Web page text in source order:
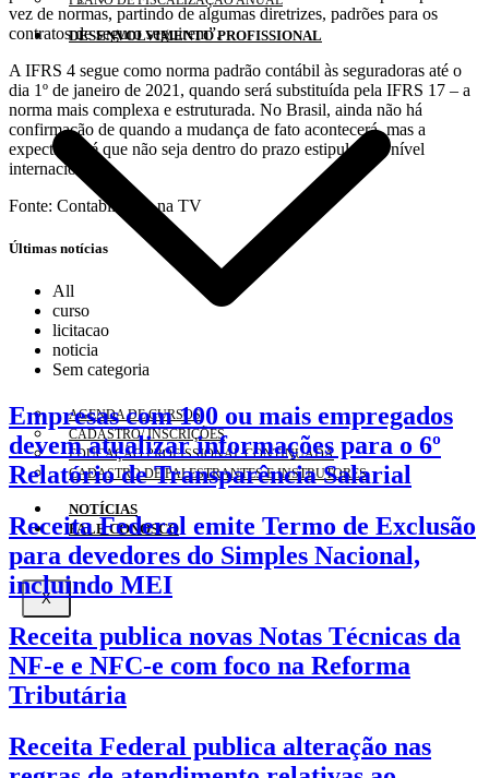
DESENVOLVIMENTO PROFISSIONAL
AGENDA DE CURSOS
CADASTRO/ INSCRIÇÕES
EDUCAÇÃO PROFISSIONAL CONTINUADA
CADASTRO DE PALESTRANTES E INSTRUTORES
NOTÍCIAS
FALE CONOSCO
X
vez de normas, partindo de algumas diretrizes, padrões para os
contratos de seguro seguirem”.
A IFRS 4 segue como norma padrão contábil às seguradoras até o
dia 1º de janeiro de 2021, quando será substituída pela IFRS 17 – a
norma mais complexa e estruturada. No Brasil, ainda não há
confirmação de quando a mudança de fato acontecerá, mas a
expectativa é que não seja dentro do prazo estipulado a nível
internacional.
Fonte: Contabilidade na TV
Últimas notícias
All
curso
licitacao
noticia
Sem categoria
Empresas com 100 ou mais empregados
devem atualizar informações para o 6º
Relatório de Transparência Salarial
Receita Federal emite Termo de Exclusão
para devedores do Simples Nacional,
incluindo MEI
Receita publica novas Notas Técnicas da
NF-e e NFC-e com foco na Reforma
Tributária
Receita Federal publica alteração nas